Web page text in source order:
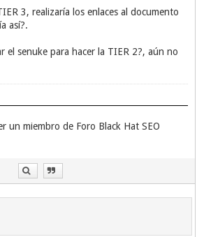
3, realizaría los enlaces al documento
así?.
el senuke para hacer la TIER 2?, aún no
un miembro de Foro Black Hat SEO